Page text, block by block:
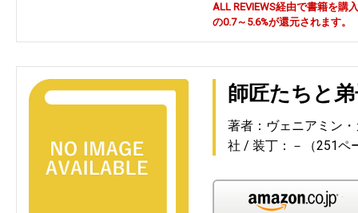
ALL REVIEWS経由で書籍を購
の0.7～5.6%が還元されます。
師匠たちと
著者：ヴェニアミン
社
装丁：－（251ペ